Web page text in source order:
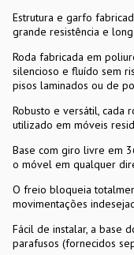
Estrutura e garfo
grande resistência e
Roda fabricada em
silencioso e fluído sem
pisos laminados ou de
Robusto e versátil, cada
utilizado em móveis
Base com giro livre em
o móvel em qualquer
O freio bloqueia
movimentações
Fácil de instalar, a base
parafusos (fornecidos